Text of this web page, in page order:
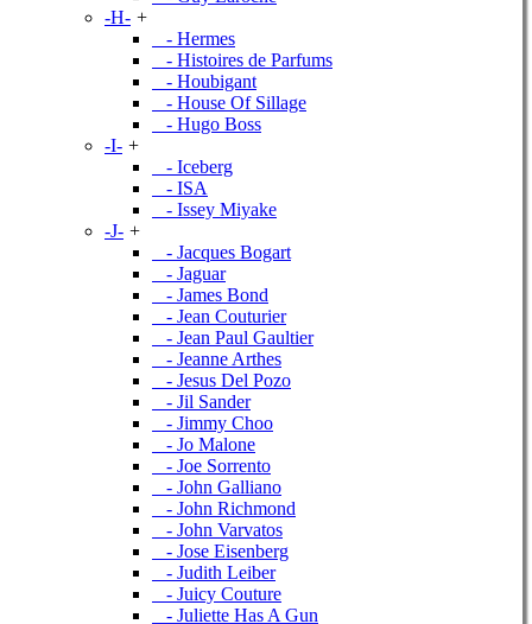
-H- +
- Hermes
- Histoires de Parfums
- Houbigant
- House Of Sillage
- Hugo Boss
-I- +
- Iceberg
- ISA
- Issey Miyake
-J- +
- Jacques Bogart
- Jaguar
- James Bond
- Jean Couturier
- Jean Paul Gaultier
- Jeanne Arthes
- Jesus Del Pozo
- Jil Sander
- Jimmy Choo
- Jo Malone
- Joe Sorrento
- John Galliano
- John Richmond
- John Varvatos
- Jose Eisenberg
- Judith Leiber
- Juicy Couture
- Juliette Has A Gun